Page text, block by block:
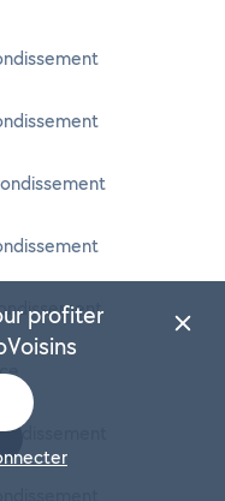
profiter